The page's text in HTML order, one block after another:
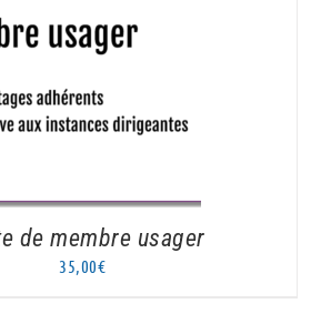
PANIER / DÉTAILS
de membre usager
35,00€